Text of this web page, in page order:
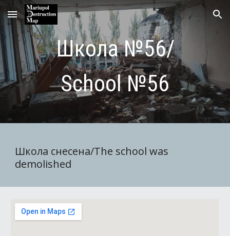
Skip to main content Skip to navigation
Школа №56/
School №56
Школа снесена/The school was
demolished